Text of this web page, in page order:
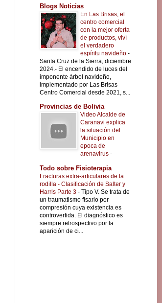
Blogs Noticias
En Las Brisas, el
centro comercial
con la mejor oferta
de productos, viví
el verdadero
espíritu navideño -
Santa Cruz de la Sierra, diciembre
2024.- El encendido de luces del
imponente árbol navideño,
implementado por Las Brisas
Centro Comercial desde 2021, s...
Provincias de Bolivia
Video Alcalde de
Caranavi explica
la situación del
Municipio en
epoca de
arenavirus -
Todo sobre Fisioterapia
Fracturas extra-articulares de la
rodilla - Clasificación de Salter y
Harris Parte 3 - Tipo V. Se trata de
un traumatismo fisario por
compresión cuya existencia es
controvertida. El diagnóstico es
siempre retrospectivo por la
aparición de ci...